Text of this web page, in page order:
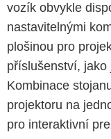
vozík obvykle
nastavitelnými
plošinou pro
příslušenství, jako
Kombinace
projektoru na
pro interaktivní